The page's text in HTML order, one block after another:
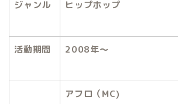
ジャンル ヒップホップ
活動期間 2008年～
アフロ（MC)